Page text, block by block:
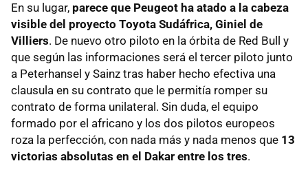
En su lugar, parece que Peugeot ha atado a la cabeza
visible del proyecto Toyota Sudáfrica, Giniel de
Villiers. De nuevo otro piloto en la órbita de Red Bull y
que según las informaciones será el tercer piloto junto
a Peterhansel y Sainz tras haber hecho efectiva una
clausula en su contrato que le permitía romper su
contrato de forma unilateral. Sin duda, el equipo
formado por el africano y los dos pilotos europeos
roza la perfección, con nada más y nada menos que 13
victorias absolutas en el Dakar entre los tres.